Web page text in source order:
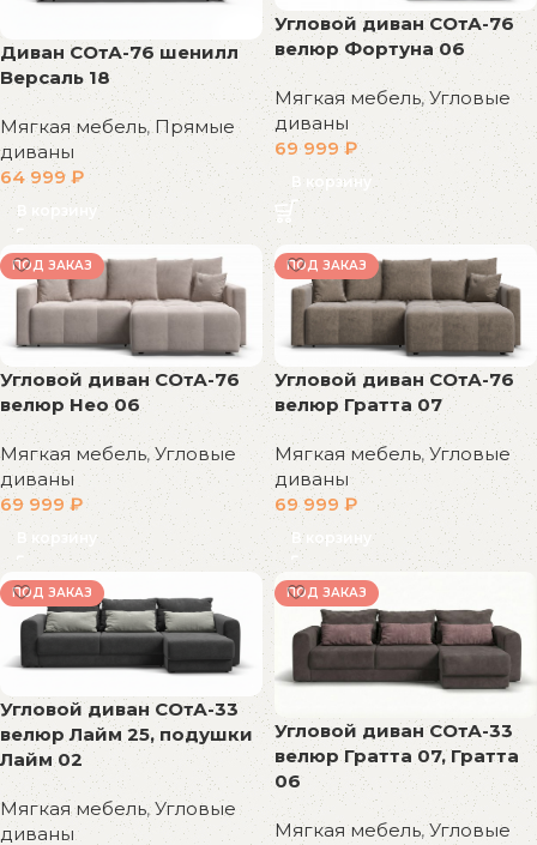
Диван СОтА-76 шенилл
Версаль 18
Мягкая мебель,Прямые
диваны
64 999 ₽
В корзину
Угловой диван СОтА-76
велюр Фортуна 06
Мягкая мебель,Угловые
диваны
69 999₽
В корзину
ПОД ЗАКАЗ
Угловой диван СОтА-76
велюр Нео 06
Мягкая мебель,Угловые
диваны
69 999 ₽
В корзину
ПОД ЗАКАЗ
Угловой диван СОтА-76
велюр Гратта 07
Мягкая мебель,Угловые
диваны
69 999 ₽
В корзину
ПОД ЗАКАЗ
Угловой диван СОтА-33
велюр Лайм 25, подушки
Лайм 02
Мягкая мебель,Угловые
диваны
ПОД ЗАКАЗ
Угловой диван СОтА-33
велюр Гратта 07, Гратта
06
Мягкая мебель,Угловые